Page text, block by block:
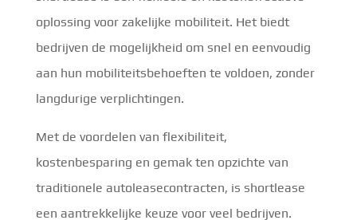
oplossing voor zakelijke mobiliteit. Het biedt
bedrijven de mogelijkheid om snel en eenvoudig
aan hun mobiliteitsbehoeften te voldoen, zonder
langdurige verplichtingen.
Met de voordelen van flexibiliteit,
kostenbesparing en gemak ten opzichte van
traditionele autoleasecontracten, is shortlease
een aantrekkelijke keuze voor veel bedrijven.